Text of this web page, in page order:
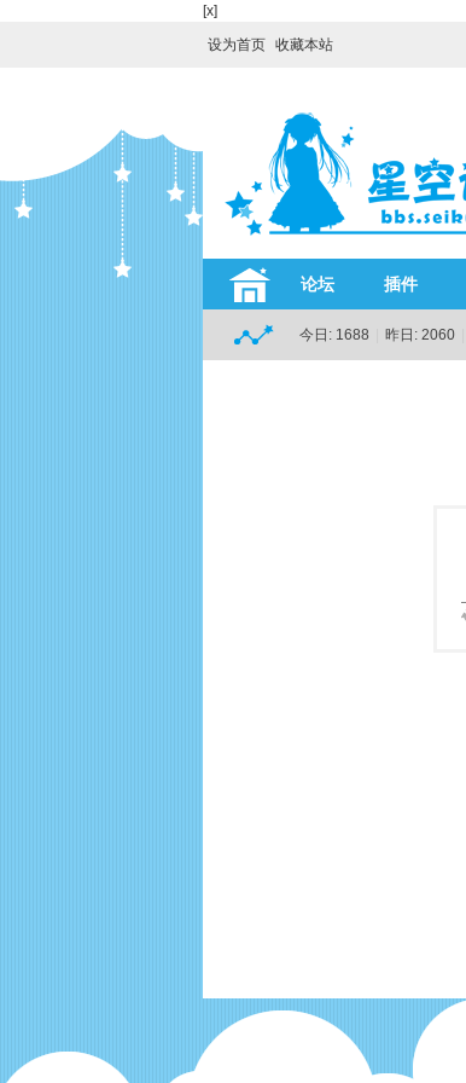
[x]
设为首页 收藏本站
论坛 插件
今日: 1688 昨日: 2060